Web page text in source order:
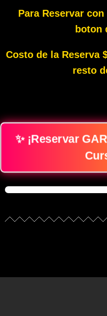
Para Reservar
boton
Costo de la Reserva
resto
✨ ¡Reservar